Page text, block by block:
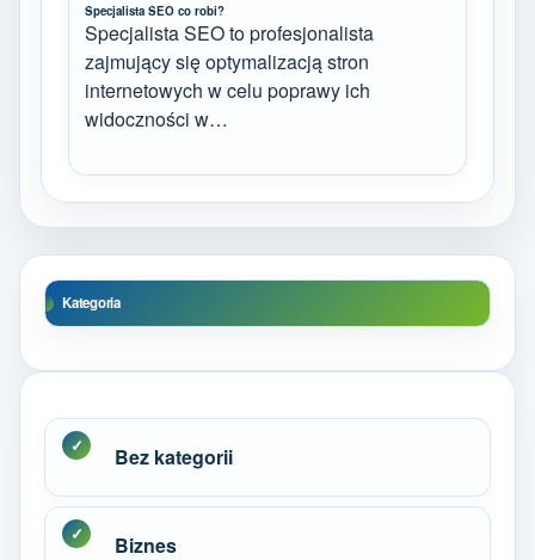
Specjalista SEO co robi?
Specjalista SEO to profesjonalista
zajmujący się optymalizacją stron
internetowych w celu poprawy ich
widoczności w…
Kategoria
Bez kategorii
Biznes